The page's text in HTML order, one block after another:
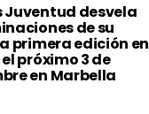
Juventud desvela
de su
primera edición en
próximo 3 de
en Marbella